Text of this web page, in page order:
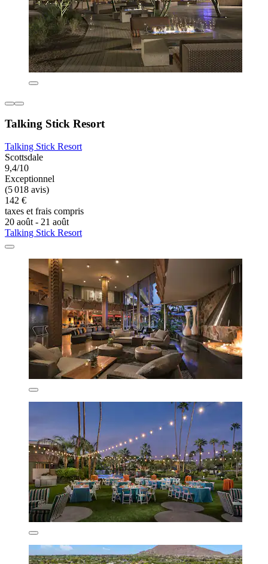
Talking Stick Resort
Talking Stick Resort
Scottsdale
9,4/10
Exceptionnel
(5 018 avis)
142 €
taxes et frais compris
20 août - 21 août
Talking Stick Resort